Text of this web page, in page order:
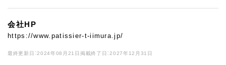
会社HP
https://www.patissier-t-iimura.jp/
最終更新日：2024年08月21日 掲載終了日：2027年12月31日